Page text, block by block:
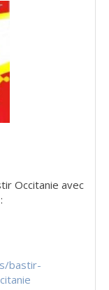
Occitanie avec
bastir-